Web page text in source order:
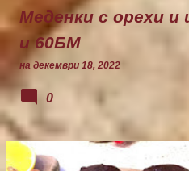
Меденки с орехи и
и 60БМ
на декември 18, 2022
0